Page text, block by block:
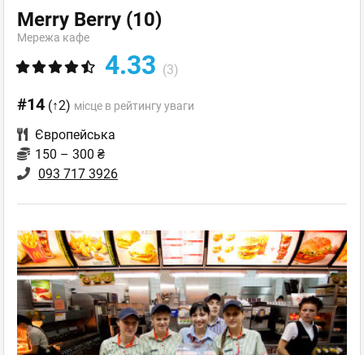
Merry Berry (10)
Мережа кафе
4.33 (3)
#14 (↑2) місце в рейтингу уваги
Європейська
150 – 300 ₴
093 717 3926